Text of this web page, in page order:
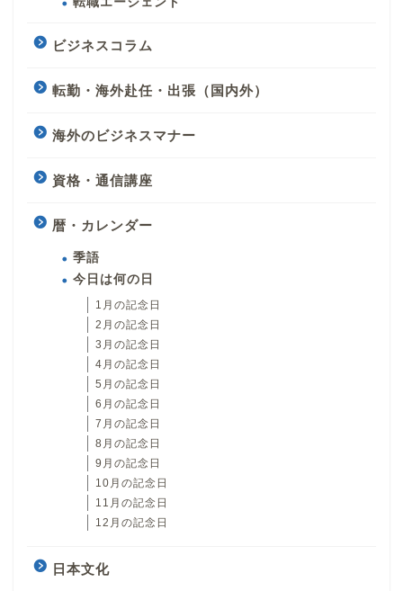
ビジネスコラム
転勤・海外赴任・出張（国内外）
海外のビジネスマナー
資格・通信講座
暦・カレンダー
季語
今日は何の日
1月の記念日
2月の記念日
3月の記念日
4月の記念日
5月の記念日
6月の記念日
7月の記念日
8月の記念日
9月の記念日
10月の記念日
11月の記念日
12月の記念日
日本文化